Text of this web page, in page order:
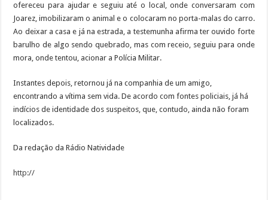
ofereceu para ajudar e seguiu até o local, onde conversaram com
Joarez, imobilizaram o animal e o colocaram no porta-malas do carro.
Ao deixar a casa e já na estrada, a testemunha afirma ter ouvido forte
barulho de algo sendo quebrado, mas com receio, seguiu para onde
mora, onde tentou, acionar a Polícia Militar.
Instantes depois, retornou já na companhia de um amigo,
encontrando a vítima sem vida. De acordo com fontes policiais, já há
indícios de identidade dos suspeitos, que, contudo, ainda não foram
localizados.
Da redação da Rádio Natividade
http://